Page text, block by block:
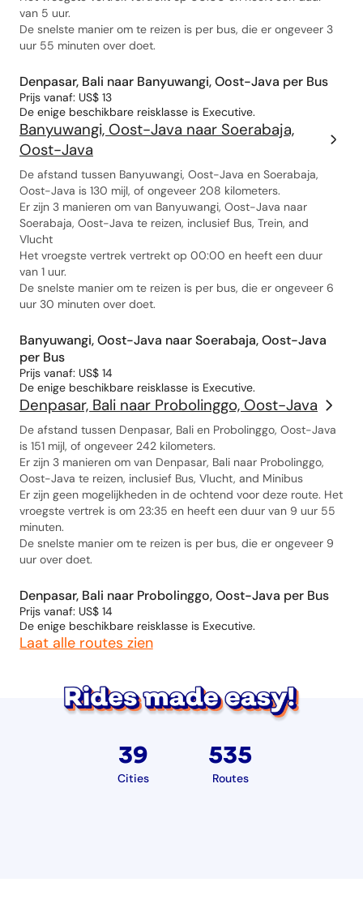
van 5 uur.
De snelste manier om te reizen is per bus, die er ongeveer 3
uur 55 minuten over doet.
Denpasar, Bali naar Banyuwangi, Oost-Java per Bus
Prijs vanaf: US$ 13
De enige beschikbare reisklasse is Executive.
Banyuwangi, Oost-Java naar Soerabaja,
Oost-Java
De afstand tussen Banyuwangi, Oost-Java en Soerabaja,
Oost-Java is 130 mijl, of ongeveer 208 kilometers.
Er zijn 3 manieren om van Banyuwangi, Oost-Java naar
Soerabaja, Oost-Java te reizen, inclusief Bus, Trein, and
Vlucht
Het vroegste vertrek vertrekt op 00:00 en heeft een duur
van 1 uur.
De snelste manier om te reizen is per bus, die er ongeveer 6
uur 30 minuten over doet.
Banyuwangi, Oost-Java naar Soerabaja, Oost-Java
per Bus
Prijs vanaf: US$ 14
De enige beschikbare reisklasse is Executive.
Denpasar, Bali naar Probolinggo, Oost-Java
De afstand tussen Denpasar, Bali en Probolinggo, Oost-Java
is 151 mijl, of ongeveer 242 kilometers.
Er zijn 3 manieren om van Denpasar, Bali naar Probolinggo,
Oost-Java te reizen, inclusief Bus, Vlucht, and Minibus
Er zijn geen mogelijkheden in de ochtend voor deze route. Het
vroegste vertrek is om 23:35 en heeft een duur van 9 uur 55
minuten.
De snelste manier om te reizen is per bus, die er ongeveer 9
uur over doet.
Denpasar, Bali naar Probolinggo, Oost-Java per Bus
Prijs vanaf: US$ 14
De enige beschikbare reisklasse is Executive.
Laat alle routes zien
39
Cities
535
Routes